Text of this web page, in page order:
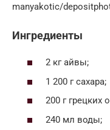
manyakotic/
Ингредиенты
2 кг айвы;
1 200 г сахара;
200 г грецких
240 мл воды;